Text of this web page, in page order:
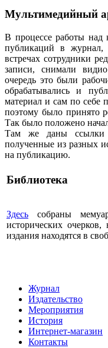
Мультимедийный
В процессе работы над
публикаций в журнал,
встречах сотрудники
записи, снимали
очередь это были
обрабатывались и
материал и сам по себе
поэтому было принято
Так было положено
Там же даны ссылки
полученные из разных
на публикацию.
Библиотека
Здесь собраны
исторических
издания находятся в
Журнал
Издательство
Мероприятия
История
Интернет-магазин
Контакты